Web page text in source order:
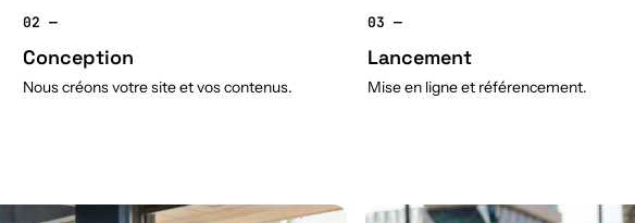
02 —
Conception
Nous créons votre site et vos contenus.
03 —
Lancement
Mise en ligne et référencement.